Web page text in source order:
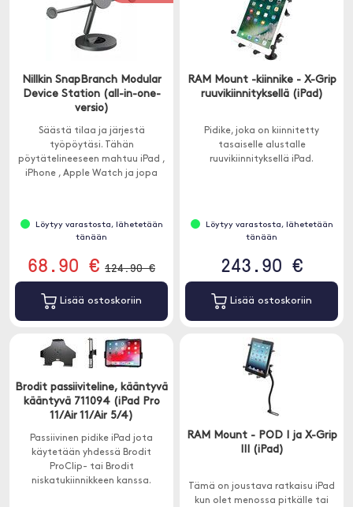
Nillkin SnapBranch Modular
Device Station (all-in-one-
versio)
Säästä tilaa ja järjestä
työpöytäsi. Tähän
pöytätelineeseen mahtuu iPad ,
iPhone , Apple Watch ja jopa
Löytyy varastosta, lähetetään
tänään
68.90 € 124.90 €
Lisää ostoskoriin
RAM Mount -kiinnike - X-Grip
ruuvikiinnityksellä (iPad)
Pidike, joka on kiinnitetty
tasaiselle alustalle
ruuvikiinnityksellä iPad.
Löytyy varastosta, lähetetään
tänään
243.90 €
Lisää ostoskoriin
Brodit passiiviteline, kääntyvä
kääntyvä 711094 (iPad Pro
11/Air 11/Air 5/4)
Passiivinen pidike iPad jota
käytetään yhdessä Brodit
ProClip- tai Brodit
niskatukiinnikkeen kanssa.
RAM Mount - POD I ja X-Grip
III (iPad)
Tämä on joustava ratkaisu iPad
kun olet menossa pitkälle tai